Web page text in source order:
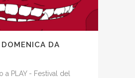
DA
a PLAY - Festival del